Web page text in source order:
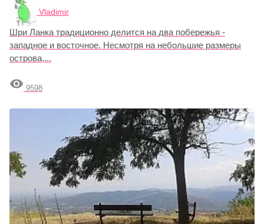
Vladimir
Шри Ланка традиционно делится на два побережья -
западное и восточное. Несмотря на небольшие размеры
острова,...
 9598